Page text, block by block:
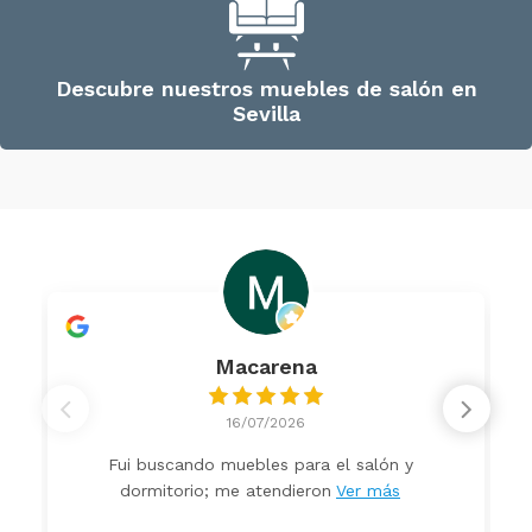
Descubre nuestros muebles de salón en
Sevilla
Macarena
16/07/2026
Fui buscando muebles para el salón y
dormitorio; me atendieron Ver más